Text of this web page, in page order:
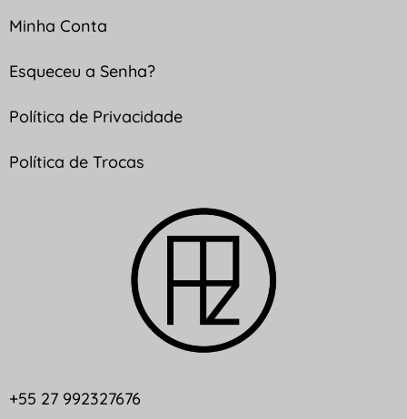
Minha Conta
Esqueceu a Senha?
Política de Privacidade
Política de Trocas
+55 27 992327676